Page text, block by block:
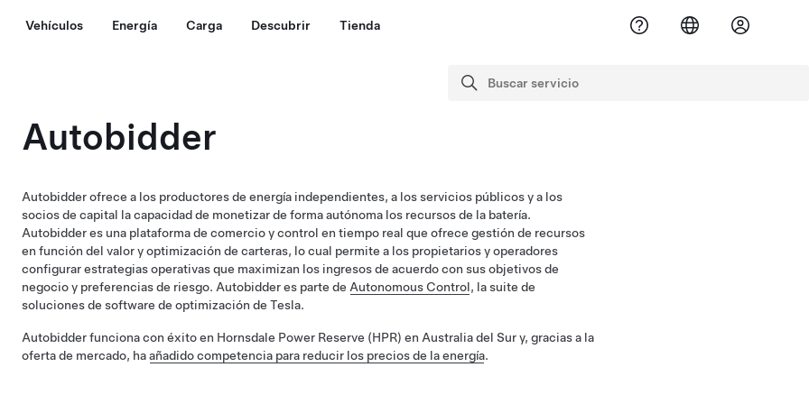
Vehículos Energía Carga Descubrir Tienda
Buscar servicio
Buscar
Autobidder
Autobidder ofrece a los productores de energía independientes, a los servicios públicos y a los
socios de capital la capacidad de monetizar de forma autónoma los recursos de la batería.
Autobidder es una plataforma de comercio y control en tiempo real que ofrece gestión de recursos
en función del valor y optimización de carteras, lo cual permite a los propietarios y operadores
configurar estrategias operativas que maximizan los ingresos de acuerdo con sus objetivos de
negocio y preferencias de riesgo. Autobidder es parte de Autonomous Control, la suite de
soluciones de software de optimización de Tesla.
Autobidder funciona con éxito en Hornsdale Power Reserve (HPR) en Australia del Sur y, gracias a la
oferta de mercado, haañadido competencia para reducir los precios de la energía.